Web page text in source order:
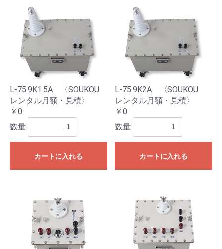
L-75.9K1.5A 〈SOUKOU
レンタル月額・見積〉
￥0
数量
カートに入れる
L-75.9K2A 〈SOUKOU
レンタル月額・見積〉
￥0
数量
カートに入れる